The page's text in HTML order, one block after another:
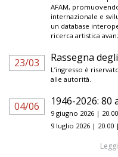
AFAM,
internazionale e
un database
ricerca artistica
23/03 Rassegna
L’ingresso è
alle autorità.
04/06 1946-2026:
9 giugno 2026 |
9 luglio 2026 |